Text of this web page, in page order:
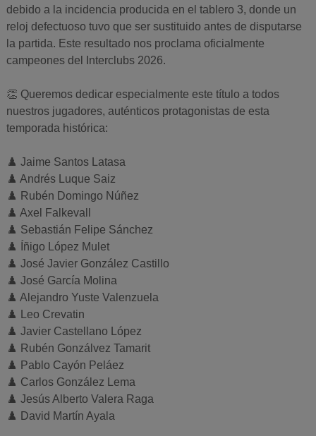
debido a la incidencia producida en el tablero 3, donde un
reloj defectuoso tuvo que ser sustituido antes de disputarse
la partida. Este resultado nos proclama oficialmente
campeones del Interclubs 2026.
👏 Queremos dedicar especialmente este título a todos
nuestros jugadores, auténticos protagonistas de esta
temporada histórica:
♟️ Jaime Santos Latasa
♟️ Andrés Luque Saiz
♟️ Rubén Domingo Núñez
♟️ Axel Falkevall
♟️ Sebastián Felipe Sánchez
♟️ Íñigo López Mulet
♟️ José Javier González Castillo
♟️ José García Molina
♟️ Alejandro Yuste Valenzuela
♟️ Leo Crevatin
♟️ Javier Castellano López
♟️ Rubén Gonzálvez Tamarit
♟️ Pablo Cayón Peláez
♟️ Carlos González Lema
♟️ Jesús Alberto Valera Raga
♟️ David Martín Ayala